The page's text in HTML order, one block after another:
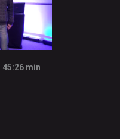
45:26 min